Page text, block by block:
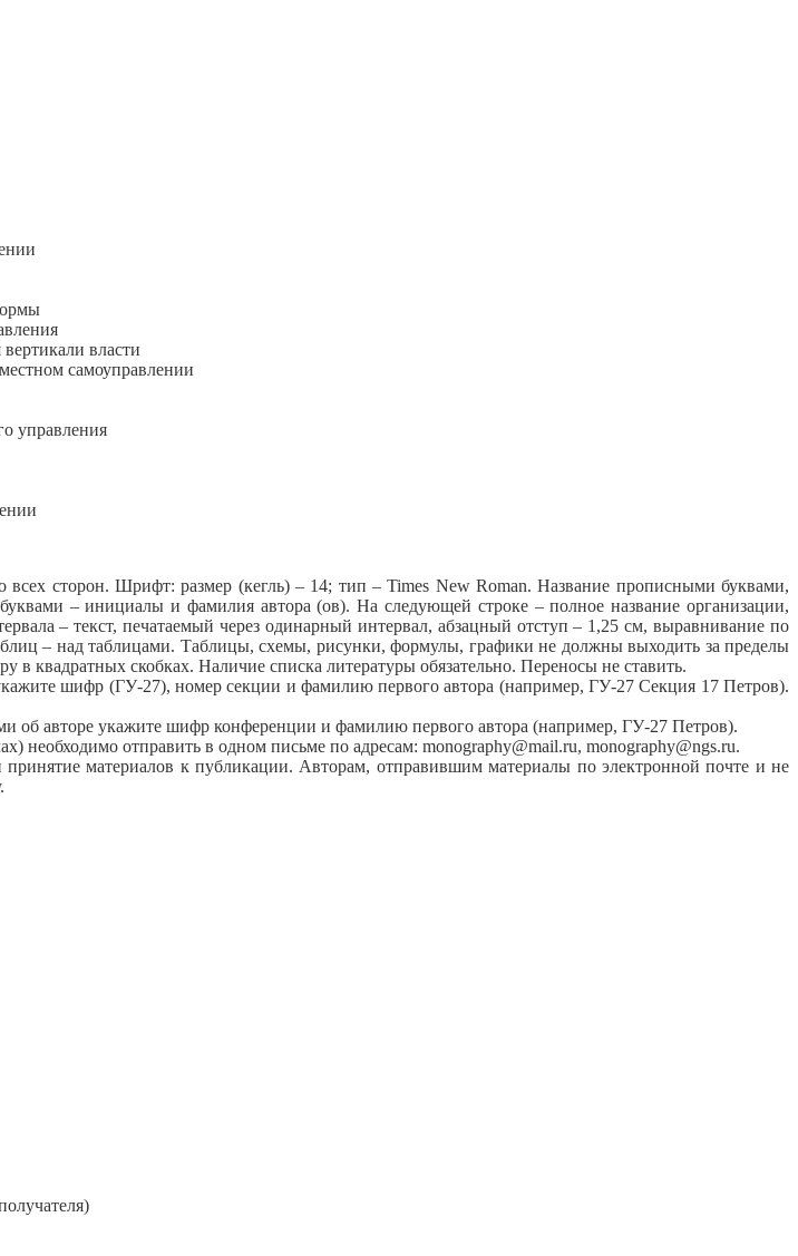
власти
самоуправлении
управления
сторон. Шрифт: размер (кегль) – 14; тип – Times New Roman. Название прописными буквами,
– инициалы и фамилия автора (ов). На следующей строке – полное название организации,
– текст, печатаемый через одинарный интервал, абзацный отступ – 1,25 см, выравнивание по
– над таблицами. Таблицы, схемы, рисунки, формулы, графики не должны выходить за пределы
квадратных скобках. Наличие списка литературы обязательно. Переносы не ставить.
шифр (ГУ-27), номер секции и фамилию первого автора (например, ГУ-27 Секция 17 Петров).
об авторе укажите шифр конференции и фамилию первого автора (например, ГУ-27 Петров).
необходимо отправить в одном письме по адресам: monography@mail.ru, monography@ngs.ru.
материалов к публикации. Авторам, отправившим материалы по электронной почте и не